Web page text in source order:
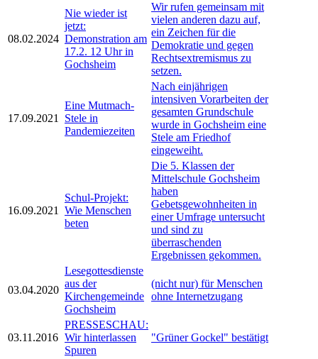
08.02.2024
Nie wieder ist
jetzt:
Demonstration am
17.2. 12 Uhr in
Gochsheim
Wir rufen gemeinsam mit
vielen anderen dazu auf,
ein Zeichen für die
Demokratie und gegen
Rechtsextremismus zu
setzen.
17.09.2021
Eine Mutmach-
Stele in
Pandemiezeiten
Nach einjährigen
intensiven Vorarbeiten der
gesamten Grundschule
wurde in Gochsheim eine
Stele am Friedhof
eingeweiht.
16.09.2021
Schul-Projekt:
Wie Menschen
beten
Die 5. Klassen der
Mittelschule Gochsheim
haben
Gebetsgewohnheiten in
einer Umfrage untersucht
und sind zu
überraschenden
Ergebnissen gekommen.
03.04.2020
Lesegottesdienste
aus der
Kirchengemeinde
Gochsheim
(nicht nur) für Menschen
ohne Internetzugang
03.11.2016
PRESSESCHAU:
Wir hinterlassen
Spuren
"Grüner Gockel" bestätigt